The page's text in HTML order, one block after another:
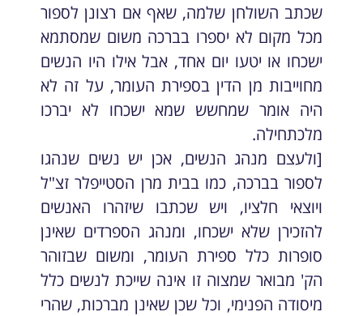
שכתב השולחן שלמה, שאף אם רצונן לספור
מכל מקום לא יספרו בברכה משום שמסתמא
ישכחו או יטעו יום אחד, אבל אילו היו הנשים
מחוייבות מן הדין בספירת העומר, על זה לא
היה אומר שמחשש שמא ישכחו לא יברכו
מלכתחילה.
[ולעצם מנהג הנשים, אכן יש נשים שנהגו
לספור בברכה, כמו בבית מרן הסטייפלר זצ"ל
ויוצאי חלציו, ויש שכתבו שיזהרו האנשים
להזכירן שלא ישכחו, ומנהג הספרדים שאינן
סופרות כלל ספירת העומר, ומשום שבזוהר
הק' מבואר שמצוה זו אינה שייכת לנשים כלל
מיסודה הפנימי, וכל שכן שאינן מברכות, שהרי